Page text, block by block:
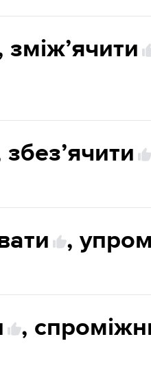
зміжʼячити
збезʼячити
,
,